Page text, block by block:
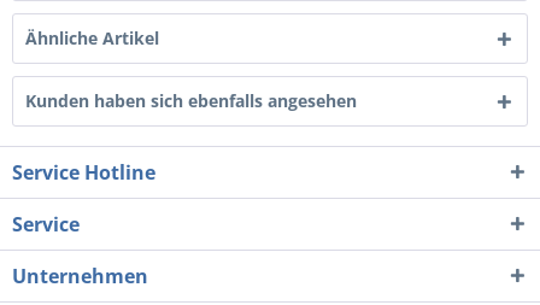
Ähnliche Artikel
Kunden haben sich ebenfalls angesehen
Service Hotline
Service
Unternehmen